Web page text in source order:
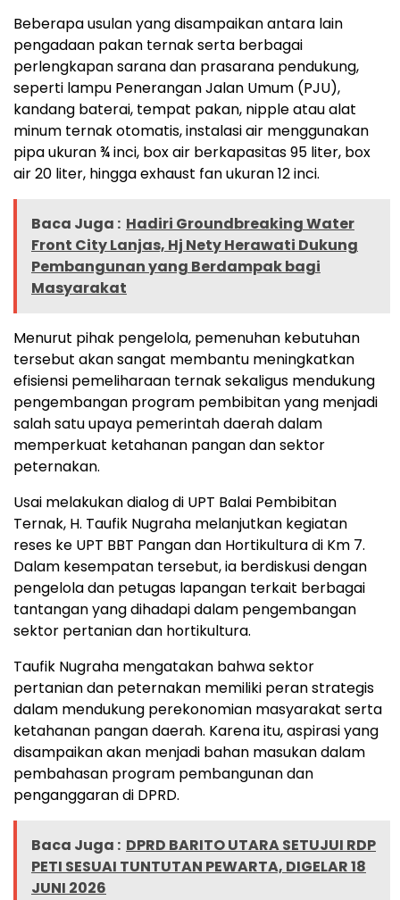
Beberapa usulan yang disampaikan antara lain
pengadaan pakan ternak serta berbagai
perlengkapan sarana dan prasarana pendukung,
seperti lampu Penerangan Jalan Umum (PJU),
kandang baterai, tempat pakan, nipple atau alat
minum ternak otomatis, instalasi air menggunakan
pipa ukuran ¾ inci, box air berkapasitas 95 liter, box
air 20 liter, hingga exhaust fan ukuran 12 inci.
Baca Juga : Hadiri Groundbreaking Water
Front City Lanjas, Hj Nety Herawati Dukung
Pembangunan yang Berdampak bagi
Masyarakat
Menurut pihak pengelola, pemenuhan kebutuhan
tersebut akan sangat membantu meningkatkan
efisiensi pemeliharaan ternak sekaligus mendukung
pengembangan program pembibitan yang menjadi
salah satu upaya pemerintah daerah dalam
memperkuat ketahanan pangan dan sektor
peternakan.
Usai melakukan dialog di UPT Balai Pembibitan
Ternak, H. Taufik Nugraha melanjutkan kegiatan
reses ke UPT BBT Pangan dan Hortikultura di Km 7.
Dalam kesempatan tersebut, ia berdiskusi dengan
pengelola dan petugas lapangan terkait berbagai
tantangan yang dihadapi dalam pengembangan
sektor pertanian dan hortikultura.
Taufik Nugraha mengatakan bahwa sektor
pertanian dan peternakan memiliki peran strategis
dalam mendukung perekonomian masyarakat serta
ketahanan pangan daerah. Karena itu, aspirasi yang
disampaikan akan menjadi bahan masukan dalam
pembahasan program pembangunan dan
penganggaran di DPRD.
Baca Juga : DPRD BARITO UTARA SETUJUI RDP
PETI SESUAI TUNTUTAN PEWARTA, DIGELAR 18
JUNI 2026